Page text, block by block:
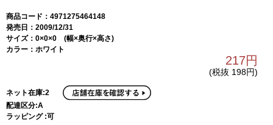
商品コード：4971275464148
発売日：2009/12/31
サイズ：0×0×0 (幅×奥行×高さ)
カラー：ホワイト
217円
(税抜 198円)
ネット在庫:2
配達区分:A
ラッピング :可